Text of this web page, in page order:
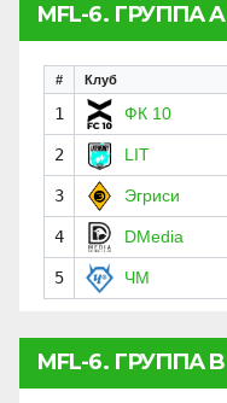
MFL-6. ГРУППА A
# Клуб
1 ФК 10
2 LIT
3 Эгриси
4 DMedia
5 ЧМ
MFL-6. ГРУППА B